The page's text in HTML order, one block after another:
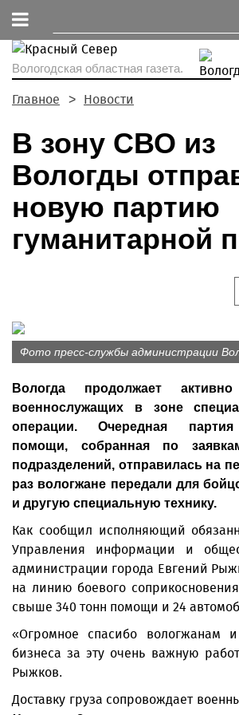
Вологодская областная газета.
Главное Новости
В зону СВО из
Вологды
новую партию
гуманитарной
Фото пресс-службы администрации
Вологда продолжает
военнослужащих в зоне
операции. Очередная партия
помощи, собранная по
подразделений, отправилась на
раз вологжане передали для
и другую специальную технику.
Как сообщил исполняющий
Управления информации и
администрации города Евгений
на линию боевого
свыше 340 тонн помощи и 24
«Огромное спасибо вологжанам и
бизнеса за эту очень важную
Рыжков.
Доставку груза сопровождает